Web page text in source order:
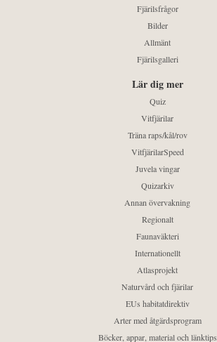
Fjärilsfrågor
Bilder
Allmänt
Fjärilsgalleri
Lär dig mer
Quiz
Vitfjärilar
Träna raps/kål/rov
VitfjärilarSpeed
Juvela vingar
Quizarkiv
Annan övervakning
Regionalt
Faunaväkteri
Internationellt
Atlasprojekt
Naturvård och fjärilar
EUs habitatdirektiv
Arter med åtgärdsprogram
Böcker, appar, material och länktips